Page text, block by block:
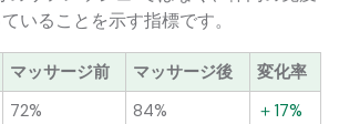
いることを示す指標です。
マッサージ前 マッサージ後
変化率
72% 84%
＋17%